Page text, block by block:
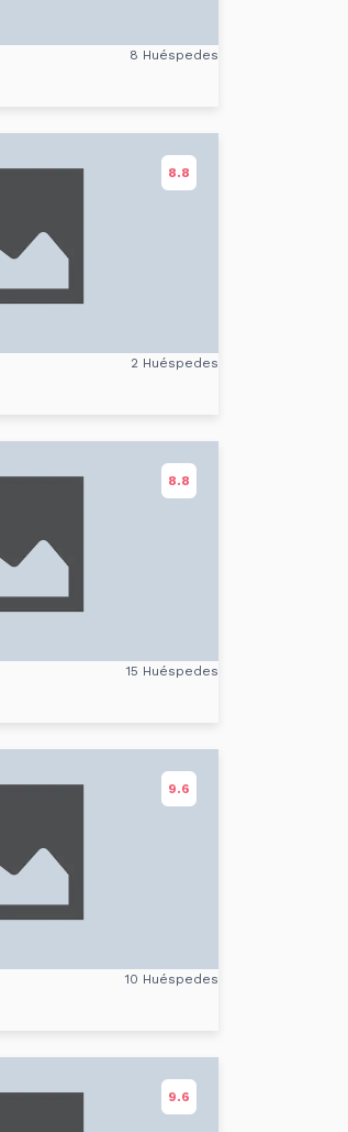
8 Huéspedes
8.8
2 Huéspedes
8.8
15 Huéspedes
9.6
10 Huéspedes
9.6